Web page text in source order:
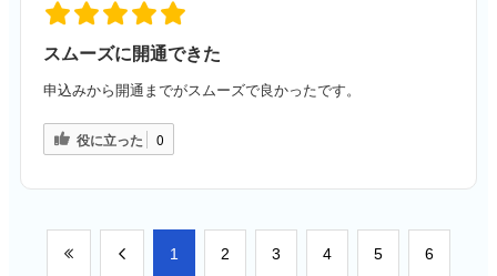
スムーズに開通できた
申込みから開通までがスムーズで良かったです。
役に立った 0
​1 ​2 ​3 ​4 ​5 ​6